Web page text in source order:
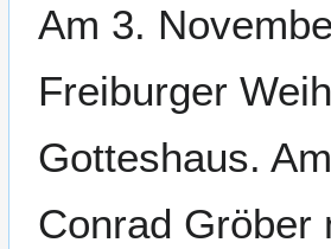
Am 3.
Freiburger
Gotteshaus.
Conrad Gröber